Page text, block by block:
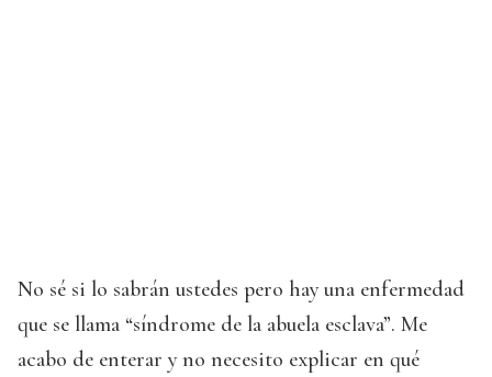
No sé si lo sabrán ustedes pero hay una enfermedad
que se llama “síndrome de la abuela esclava”. Me
acabo de enterar y no necesito explicar en qué